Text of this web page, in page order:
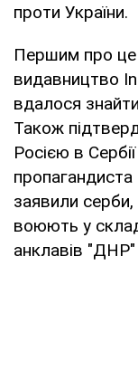
проти України.
Першим про це
видавництво
вдалося
Також
Росією в
заявили серби,
воюють у
анклавів